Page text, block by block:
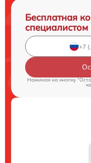
Бесплатная
специалистом
Нажимая на кнопку